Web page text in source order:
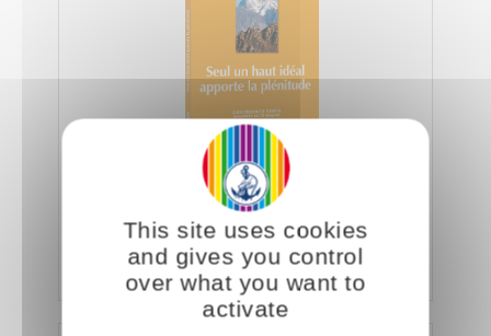
Trouver le bonheur en recherchant la perfection,
l’immensité, l’éternité et obtenir la
connaissance, la richesse, la puissance et
21.00CHF 10.00CHF Ajouter
This site uses cookies
and gives you control
over what you want to
activate